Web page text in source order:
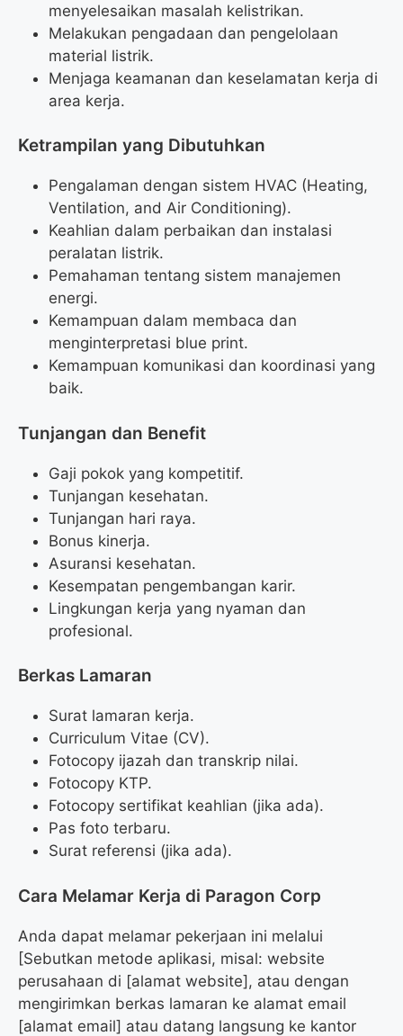
menyelesaikan masalah kelistrikan.
Melakukan pengadaan dan pengelolaan
material listrik.
Menjaga keamanan dan keselamatan kerja di
area kerja.
Ketrampilan yang Dibutuhkan
Pengalaman dengan sistem HVAC (Heating,
Ventilation, and Air Conditioning).
Keahlian dalam perbaikan dan instalasi
peralatan listrik.
Pemahaman tentang sistem manajemen
energi.
Kemampuan dalam membaca dan
menginterpretasi blue print.
Kemampuan komunikasi dan koordinasi yang
baik.
Tunjangan dan Benefit
Gaji pokok yang kompetitif.
Tunjangan kesehatan.
Tunjangan hari raya.
Bonus kinerja.
Asuransi kesehatan.
Kesempatan pengembangan karir.
Lingkungan kerja yang nyaman dan
profesional.
Berkas Lamaran
Surat lamaran kerja.
Curriculum Vitae (CV).
Fotocopy ijazah dan transkrip nilai.
Fotocopy KTP.
Fotocopy sertifikat keahlian (jika ada).
Pas foto terbaru.
Surat referensi (jika ada).
Cara Melamar Kerja di Paragon Corp
Anda dapat melamar pekerjaan ini melalui
[Sebutkan metode aplikasi, misal: website
perusahaan di [alamat website], atau dengan
mengirimkan berkas lamaran ke alamat email
[alamat email] atau datang langsung ke kantor